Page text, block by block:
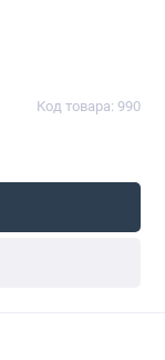
Код товара: 990